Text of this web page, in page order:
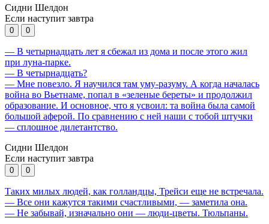
Сидни Шелдон
Если наступит завтра
0 0
— В четырнадцать лет я сбежал из дома и после этого жил
при луна-парке.
— В четырнадцать?
— Мне повезло. Я научился там уму-разуму. А когда началась
война во Вьетнаме, попал в «зеленые береты» и продолжил
образование. И основное, что я усвоил: та война была самой
большой аферой. По сравнению с ней наши с тобой штучки
— сплошное дилетантство.
Сидни Шелдон
Если наступит завтра
0 0
Таких милых людей, как голландцы, Трейси еще не встречала.
— Все они кажутся такими счастливыми, — заметила она.
— Не забывай, изначально они — люди-цветы. Тюльпаны.